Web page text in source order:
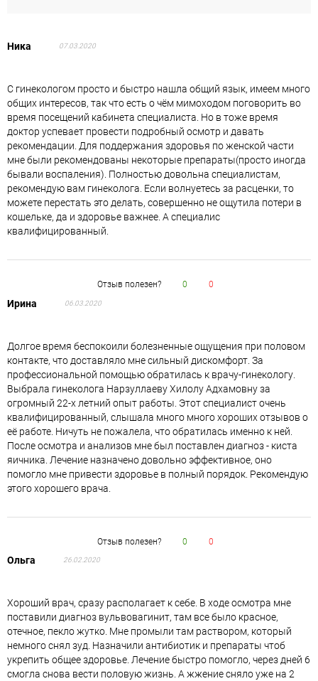
Ника 07.03.2020
С гинекологом просто и быстро нашла общий язык, имеем много
общих интересов, так что есть о чём мимоходом поговорить во
время посещений кабинета специалиста. Но в тоже время
доктор успевает провести подробный осмотр и давать
рекомендации. Для поддержания здоровья по женской части
мне были рекомендованы некоторые препараты(просто иногда
бывали воспаления). Полностью довольна специалистам,
рекомендую вам гинеколога. Если волнуетесь за расценки, то
можете перестать это делать, совершенно не ощутила потери в
кошельке, да и здоровье важнее. А специалис
квалифицированный.
Отзыв полезен? 0 0
Ирина 06.03.2020
Долгое время беспокоили болезненные ощущения при половом
контакте, что доставляло мне сильный дискомфорт. За
профессиональной помощью обратилась к врачу-гинекологу.
Выбрала гинеколога Нарзуллаеву Хилолу Адхамовну за
огромный 22-х летний опыт работы. Этот специалист очень
квалифицированный, слышала много много хороших отзывов о
её работе. Ничуть не пожалела, что обратилась именно к ней.
После осмотра и анализов мне был поставлен диагноз - киста
яичника. Лечение назначено довольно эффективное, оно
помогло мне привести здоровье в полный порядок. Рекомендую
этого хорошего врача.
Отзыв полезен? 0 0
Ольга 26.02.2020
Хороший врач, сразу располагает к себе. В ходе осмотра мне
поставили диагноз вульвовагинит, там все было красное,
отечное, пекло жутко. Мне промыли там раствором, который
немного снял зуд. Назначили антибиотик и препараты чтоб
укрепить общее здоровье. Лечение быстро помогло, через дней 6
смогла снова вести половую жизнь. А жжение сняло уже на 2